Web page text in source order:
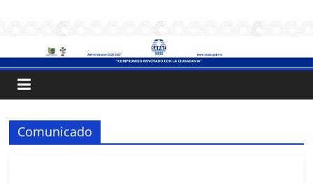
S
A
PComunicado